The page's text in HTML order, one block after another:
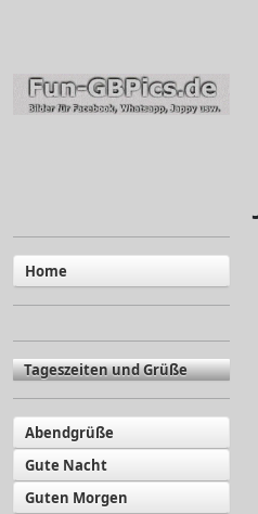
Home
Tageszeiten und Grüße
Abendgrüße
Gute Nacht
Guten Morgen